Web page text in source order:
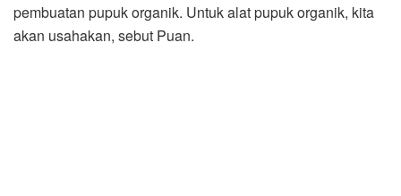
pembuatan pupuk organik. Untuk alat pupuk organik, kita
akan usahakan, sebut Puan.